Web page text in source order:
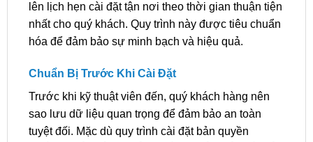
lên lịch hẹn cài đặt tận nơi theo thời gian thuận tiện
nhất cho quý khách. Quy trình này được tiêu chuẩn
hóa để đảm bảo sự minh bạch và hiệu quả.
Chuẩn Bị Trước Khi Cài Đặt
Trước khi kỹ thuật viên đến, quý khách hàng nên
sao lưu dữ liệu quan trọng để đảm bảo an toàn
tuyệt đối. Mặc dù quy trình cài đặt bản quyền